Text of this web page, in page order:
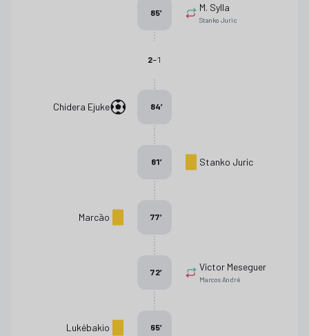
M. Sylla
Stanko Juric
85’
2-1
Chidera Ejuke 84’
Stanko Juric
81’
Marcão 77’
Víctor Meseguer
Marcos André
72’
Lukébakio 65’